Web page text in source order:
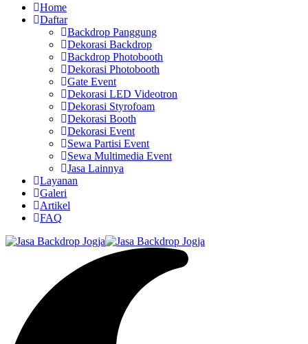
Home
Daftar
Backdrop Panggung
Dekorasi Backdrop
Backdrop Photobooth
Dekorasi Photobooth
Gate Event
Dekorasi LED Videotron
Dekorasi Styrofoam
Dekorasi Booth
Dekorasi Event
Sewa Partisi Event
Sewa Multimedia Event
Jasa Lainnya
Layanan
Galeri
Artikel
FAQ